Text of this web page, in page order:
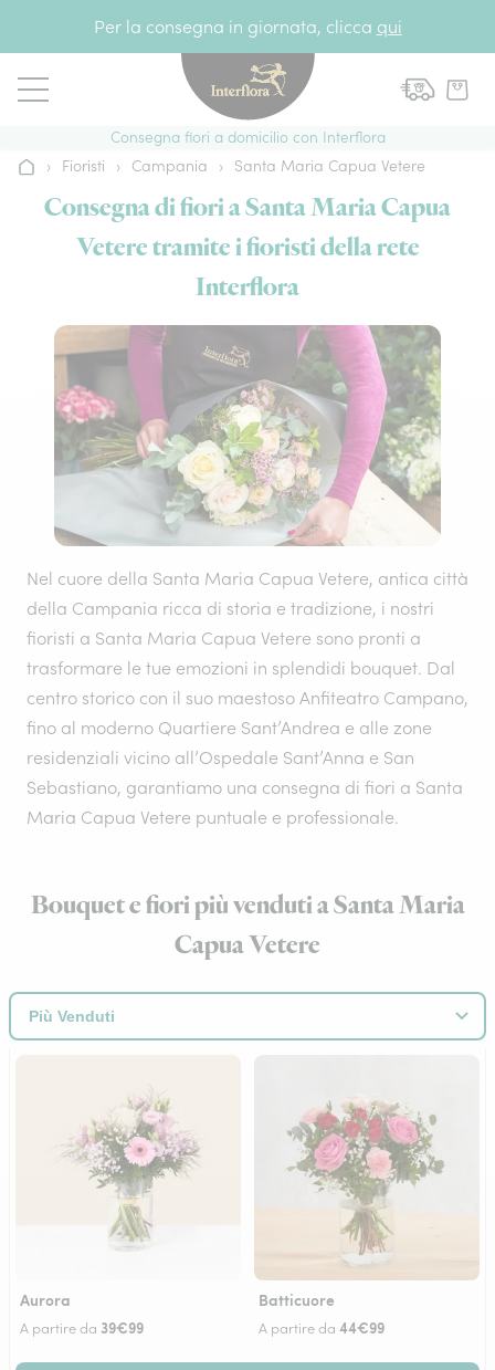
Per la consegna in giornata, clicca qui
Consegna fiori a domicilio con Interflora
Home› Fioristi › Campania › Santa Maria Capua Vetere
Consegna di fiori a Santa Maria Capua
Vetere tramite i fioristi della rete
Interflora
Nel cuore della Santa Maria Capua Vetere, antica città
della Campania ricca di storia e tradizione, i nostri
fioristi a Santa Maria Capua Vetere sono pronti a
trasformare le tue emozioni in splendidi bouquet. Dal
centro storico con il suo maestoso Anfiteatro Campano,
fino al moderno Quartiere Sant’Andrea e alle zone
residenziali vicino all’Ospedale Sant’Anna e San
Sebastiano, garantiamo una consegna di fiori a Santa
Maria Capua Vetere puntuale e professionale.
Bouquet e fiori più venduti a Santa Maria
Capua Vetere
Aurora
A partire da 39€99
Batticuore
A partire da 44€99